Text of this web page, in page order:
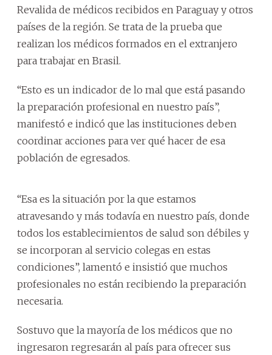
Revalida de médicos recibidos en Paraguay y otros
países de la región. Se trata de la prueba que
realizan los médicos formados en el extranjero
para trabajar en Brasil.
“Esto es un indicador de lo mal que está pasando
la preparación profesional en nuestro país”,
manifestó e indicó que las instituciones deben
coordinar acciones para ver qué hacer de esa
población de egresados.
“Esa es la situación por la que estamos
atravesando y más todavía en nuestro país, donde
todos los establecimientos de salud son débiles y
se incorporan al servicio colegas en estas
condiciones”, lamentó e insistió que muchos
profesionales no están recibiendo la preparación
necesaria.
Sostuvo que la mayoría de los médicos que no
ingresaron regresarán al país para ofrecer sus